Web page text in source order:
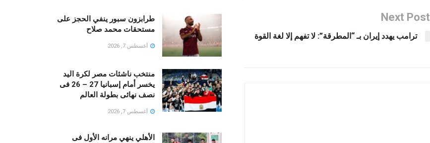
Next Post
ترامب يهدد إيران بـ “المطرقة”: لا تفهم إلا لغة القوة
طرابزون سبور ينفي الحجز على
مستحقات محمد صلاح
أغسطس 7, 2026
منتخب ناشئات مصر لكرة اليد
يخسر أمام إسبانيا 27 – 26 فى
نصف نهائى بطولة العالم
أغسطس 7, 2026
الأهلي ينهي مرانه الأول فى